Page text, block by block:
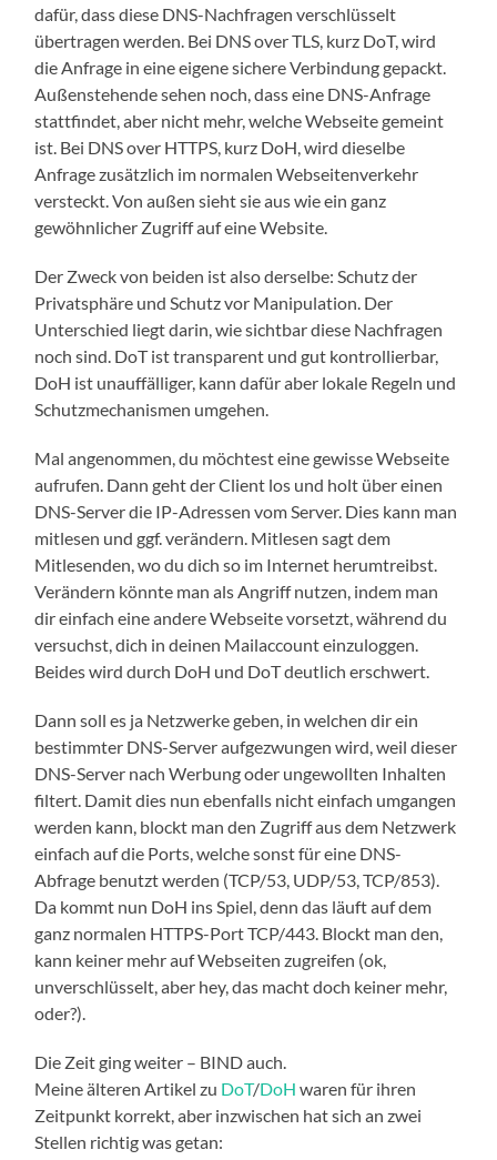
dafür, dass diese DNS-Nachfragen verschlüsselt
übertragen werden. Bei DNS over TLS, kurz DoT, wird
die Anfrage in eine eigene sichere Verbindung gepackt.
Außenstehende sehen noch, dass eine DNS-Anfrage
stattfindet, aber nicht mehr, welche Webseite gemeint
ist. Bei DNS over HTTPS, kurz DoH, wird dieselbe
Anfrage zusätzlich im normalen Webseitenverkehr
versteckt. Von außen sieht sie aus wie ein ganz
gewöhnlicher Zugriff auf eine Website.
Der Zweck von beiden ist also derselbe: Schutz der
Privatsphäre und Schutz vor Manipulation. Der
Unterschied liegt darin, wie sichtbar diese Nachfragen
noch sind. DoT ist transparent und gut kontrollierbar,
DoH ist unauffälliger, kann dafür aber lokale Regeln und
Schutzmechanismen umgehen.
Mal angenommen, du möchtest eine gewisse Webseite
aufrufen. Dann geht der Client los und holt über einen
DNS-Server die IP-Adressen vom Server. Dies kann man
mitlesen und ggf. verändern. Mitlesen sagt dem
Mitlesenden, wo du dich so im Internet herumtreibst.
Verändern könnte man als Angriff nutzen, indem man
dir einfach eine andere Webseite vorsetzt, während du
versuchst, dich in deinen Mailaccount einzuloggen.
Beides wird durch DoH und DoT deutlich erschwert.
Dann soll es ja Netzwerke geben, in welchen dir ein
bestimmter DNS-Server aufgezwungen wird, weil dieser
DNS-Server nach Werbung oder ungewollten Inhalten
filtert. Damit dies nun ebenfalls nicht einfach umgangen
werden kann, blockt man den Zugriff aus dem Netzwerk
einfach auf die Ports, welche sonst für eine DNS-
Abfrage benutzt werden (TCP/53, UDP/53, TCP/853).
Da kommt nun DoH ins Spiel, denn das läuft auf dem
ganz normalen HTTPS-Port TCP/443. Blockt man den,
kann keiner mehr auf Webseiten zugreifen (ok,
unverschlüsselt, aber hey, das macht doch keiner mehr,
oder?).
Die Zeit ging weiter – BIND auch.
Meine älteren Artikel zu DoT/DoHwaren für ihren
Zeitpunkt korrekt, aber inzwischen hat sich an zwei
Stellen richtig was getan: